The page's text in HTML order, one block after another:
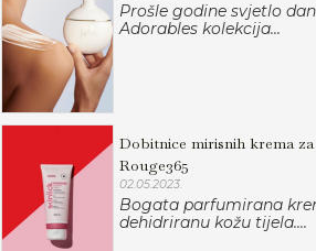
Prošle godine svjetlo
Adorables kolekcija...
Dobitnice mirisnih krema
Rouge365
02.05.2023.
Bogata parfumirana
dehidriranu kožu tijela....